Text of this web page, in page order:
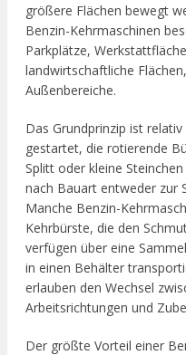
größere Flächen bewegt
Benzin-Kehrmaschinen
Parkplätze,
landwirtschaftliche
Außenbereiche.
Das Grundprinzip ist
gestartet, die rotierende
Splitt oder kleine
nach Bauart entweder zur
Manche Benzin-
Kehrbürste, die den
verfügen über eine
in einen Behälter
erlauben den Wechsel
Arbeitsrichtungen und
Der größte Vorteil einer